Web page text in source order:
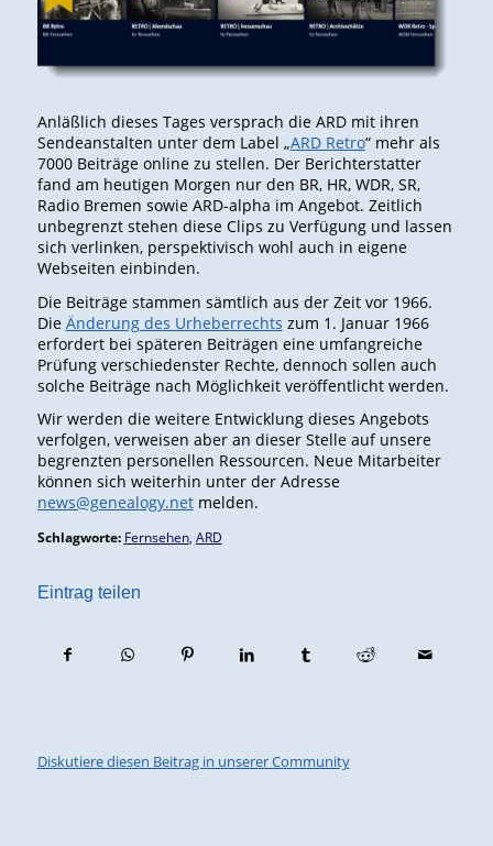
Anläßlich dieses Tages versprach die ARD mit ihren
Sendeanstalten unter dem Label „ARD Retro“ mehr als
7000 Beiträge online zu stellen. Der Berichterstatter
fand am heutigen Morgen nur den BR, HR, WDR, SR,
Radio Bremen sowie ARD-alpha im Angebot. Zeitlich
unbegrenzt stehen diese Clips zu Verfügung und lassen
sich verlinken, perspektivisch wohl auch in eigene
Webseiten einbinden.
Die Beiträge stammen sämtlich aus der Zeit vor 1966.
Die Änderung des Urheberrechts zum 1. Januar 1966
erfordert bei späteren Beiträgen eine umfangreiche
Prüfung verschiedenster Rechte, dennoch sollen auch
solche Beiträge nach Möglichkeit veröffentlicht werden.
Wir werden die weitere Entwicklung dieses Angebots
verfolgen, verweisen aber an dieser Stelle auf unsere
begrenzten personellen Ressourcen. Neue Mitarbeiter
können sich weiterhin unter der Adresse
news@genealogy.netmelden.
Schlagworte: Fernsehen, ARD
Eintrag teilen
Diskutiere diesen Beitrag in unserer Community